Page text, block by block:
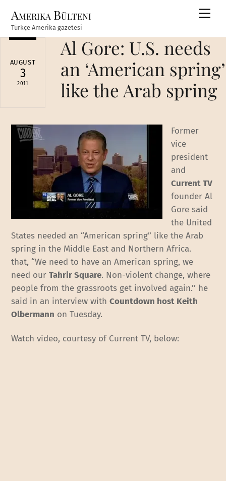
content
Amerika Bülteni
Türkçe Amerika gazetesi
AUGUST
3
2011
Al Gore: U.S. needs
an ‘American spring’
like the Arab spring
Former
vice
president
and
Current TV
founder Al
Gore said
the United
States needed an “American spring” like the Arab
spring in the Middle East and Northern Africa.
that, “We need to have an American spring, we
need ourTahrir Square. Non-violent change, where
people from the grassroots get involved again.’’ he
said in an interview withCountdown host Keith
Olbermann on Tuesday.
Watch video, courtesy of Current TV, below: